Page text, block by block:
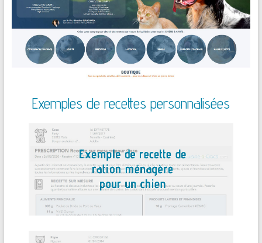
Exemples de recettes personnalisées